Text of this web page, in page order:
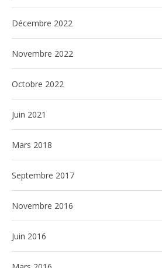
décembre 2022
novembre 2022
octobre 2022
juin 2021
mars 2018
septembre 2017
novembre 2016
juin 2016